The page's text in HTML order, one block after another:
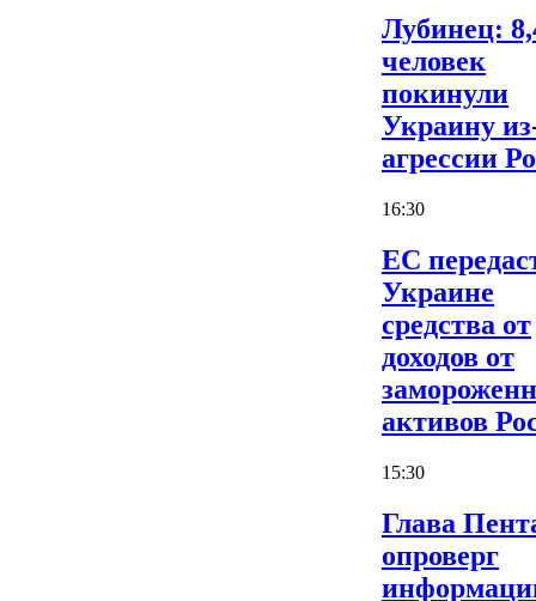
Лубинец:
человек
покинули
Украину
агрессии
16:30
ЕС
Украине
средства от
доходов от
активов
15:30
Глава
опроверг